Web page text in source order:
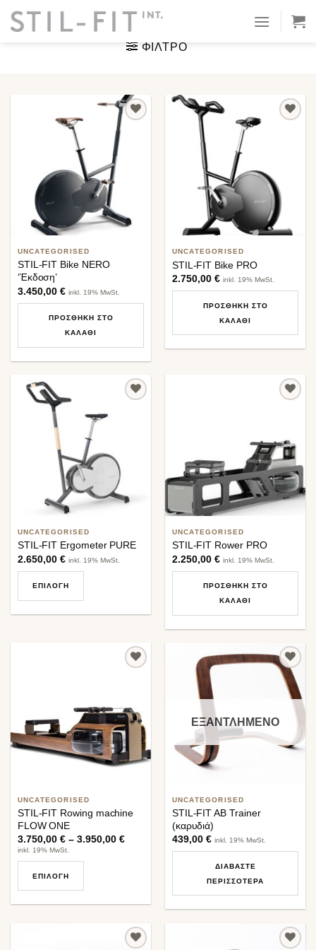
στο
ΑΡΧΙΚΉ ΣΕΛΊΔΑ
ΦΊΛΤΡΟ
Προσθήκη
στη λίστα
επιθυμιών
UNCATEGORISED
STIL-FIT Bike NERO
‘Έκδοση’
3.450,00 € inkl. 19% MwSt.
ΠΡΟΣΘΉΚΗ ΣΤΟ
ΚΑΛΆΘΙ
UNCATEGORISED
STIL-FIT Bike PRO
2.750,00 € inkl. 19% MwSt.
ΠΡΟΣΘΉΚΗ ΣΤΟ
ΚΑΛΆΘΙ
στη λίστα
UNCATEGORISED
STIL-FIT Ergometer PURE
2.650,00 € inkl. 19% MwSt.
ΕΠΙΛΟΓΉ
μπορούν
να
επιλεγούν
του
προϊόντος
UNCATEGORISED
STIL-FIT Rower PRO
2.250,00 € inkl. 19% MwSt.
ΠΡΟΣΘΉΚΗ ΣΤΟ
ΚΑΛΆΘΙ
UNCATEGORISED
STIL-FIT Rowing machine
FLOW ONE
3.750,00 €– 3.950,00 €
inkl. 19% MwSt.
ΕΠΙΛΟΓΉ
Προσθήκη
στη λίστα
επιθυμιών
ΕΞΑΝΤΛΗΜΈΝΟ
UNCATEGORISED
STIL-FIT AB Trainer
(καρυδιά)
439,00 € inkl. 19% MwSt.
ΔΙΑΒΆΣΤΕ
ΠΕΡΙΣΣΌΤΕΡΑ